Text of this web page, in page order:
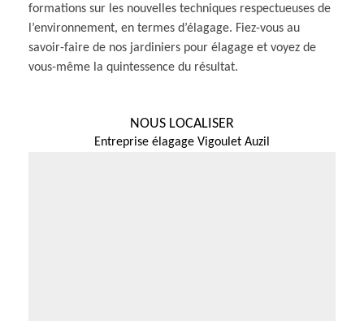
formations sur les nouvelles techniques respectueuses de
l’environnement, en termes d’élagage. Fiez-vous au
savoir-faire de nos jardiniers pour élagage et voyez de
vous-même la quintessence du résultat.
NOUS LOCALISER
Entreprise élagage Vigoulet Auzil